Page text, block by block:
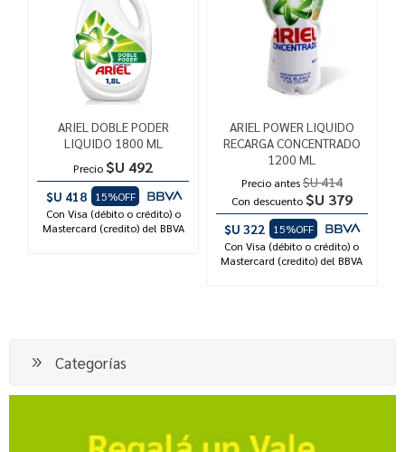
ARIEL DOBLE PODER
LIQUIDO 1800 ML
Precio $U 492
$U 418
15%OFF
Con Visa (débito o crédito) o
Mastercard (credito) del BBVA
ARIEL POWER LIQUIDO
RECARGA CONCENTRADO
1200 ML
Precio antes$U 414
Con descuento $U 379
$U 322
15%OFF
Con Visa (débito o crédito) o
Mastercard (credito) del BBVA
Categorías